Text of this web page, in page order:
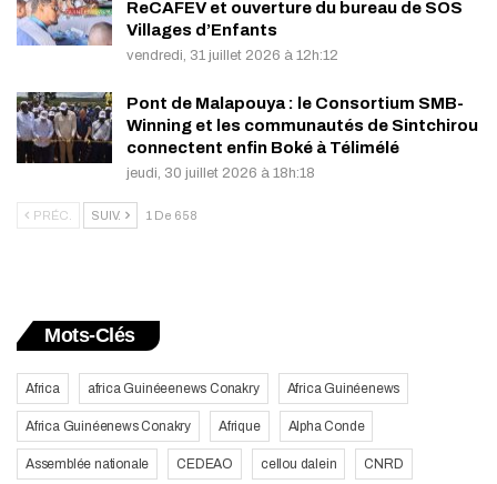
ReCAFEV et ouverture du bureau de SOS
Villages d’Enfants
vendredi, 31 juillet 2026 à 12h:12
Pont de Malapouya : le Consortium SMB-
Winning et les communautés de Sintchirou
connectent enfin Boké à Télimélé
jeudi, 30 juillet 2026 à 18h:18
PRÉC. SUIV. 1 De 658
Mots-Clés
Africa africa Guinéeenews Conakry Africa Guinéenews
Africa Guinéenews Conakry Afrique Alpha Conde
Assemblée nationale CEDEAO cellou dalein CNRD